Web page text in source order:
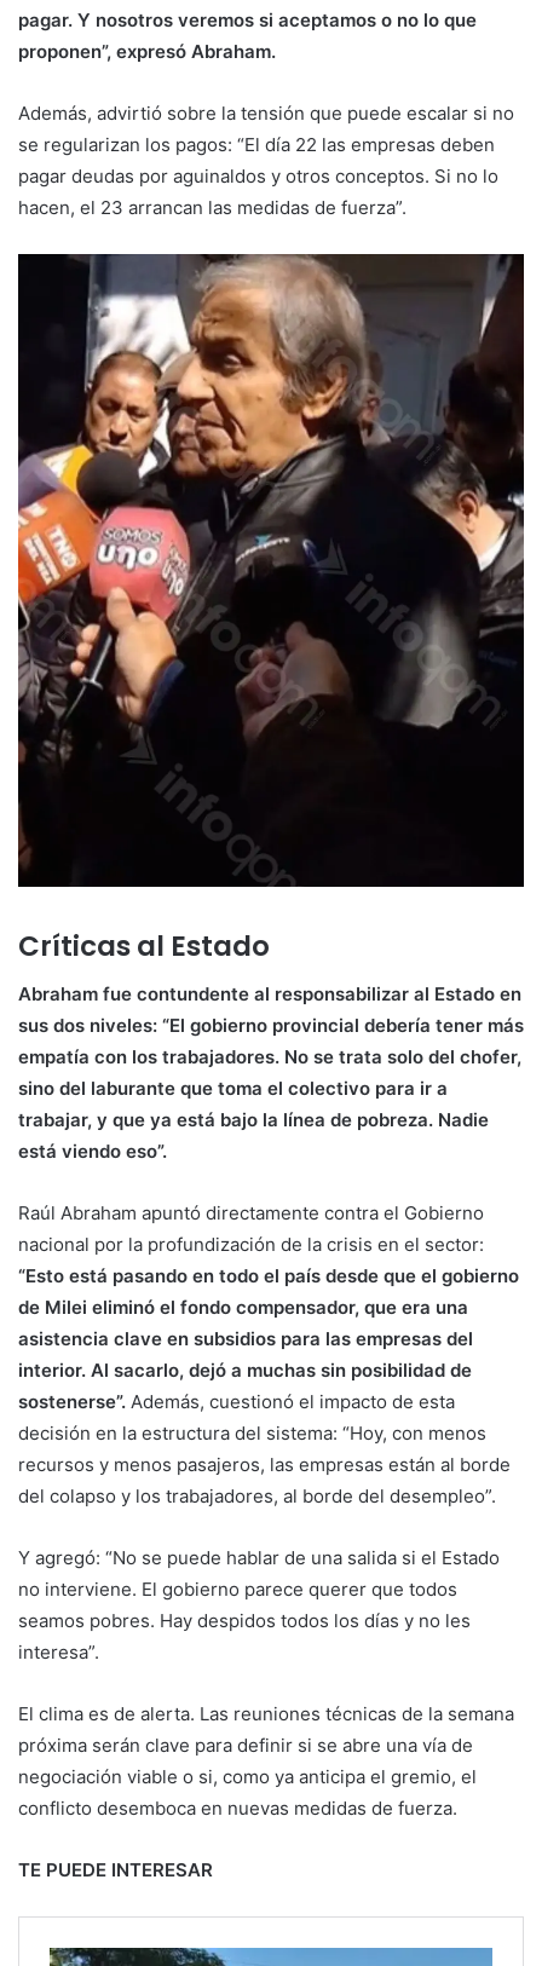
pagar. Y nosotros veremos si aceptamos o no lo que
proponen”, expresó Abraham.
Además, advirtió sobre la tensión que puede escalar si no
se regularizan los pagos: “El día 22 las empresas deben
pagar deudas por aguinaldos y otros conceptos. Si no lo
hacen, el 23 arrancan las medidas de fuerza”.
Críticas al Estado
Abraham fue contundente al responsabilizar al Estado en
sus dos niveles: “El gobierno provincial debería tener más
empatía con los trabajadores. No se trata solo del chofer,
sino del laburante que toma el colectivo para ir a
trabajar, y que ya está bajo la línea de pobreza. Nadie
está viendo eso”.
Raúl Abraham apuntó directamente contra el Gobierno
nacional por la profundización de la crisis en el sector:
“Esto está pasando en todo el país desde que el gobierno
de Milei eliminó el fondo compensador, que era una
asistencia clave en subsidios para las empresas del
interior. Al sacarlo, dejó a muchas sin posibilidad de
sostenerse”. Además, cuestionó el impacto de esta
decisión en la estructura del sistema: “Hoy, con menos
recursos y menos pasajeros, las empresas están al borde
del colapso y los trabajadores, al borde del desempleo”.
Y agregó: “No se puede hablar de una salida si el Estado
no interviene. El gobierno parece querer que todos
seamos pobres. Hay despidos todos los días y no les
interesa”.
El clima es de alerta. Las reuniones técnicas de la semana
próxima serán clave para definir si se abre una vía de
negociación viable o si, como ya anticipa el gremio, el
conflicto desemboca en nuevas medidas de fuerza.
TE PUEDE INTERESAR